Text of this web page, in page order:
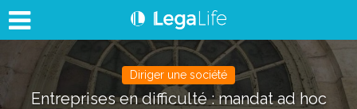
Diriger une société
Entreprises en difficulté : mandat ad hoc